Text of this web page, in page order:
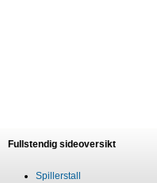
Fullstendig sideoversikt
Spillerstall